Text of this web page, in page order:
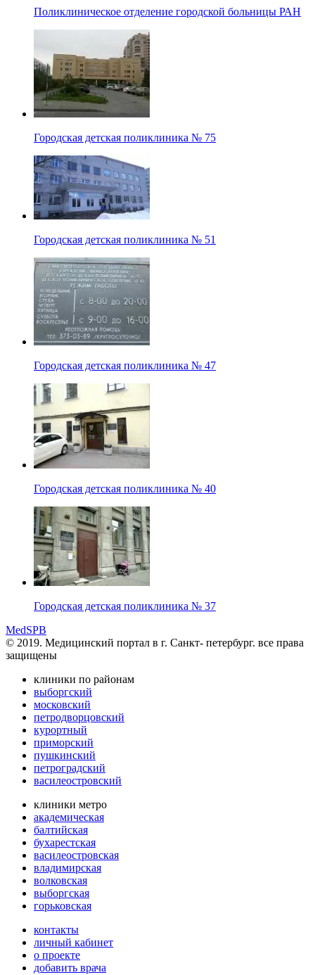
Поликлиническое отделение городской больницы РАН
Городская детская поликлиника № 75
Городская детская поликлиника № 51
Городская детская поликлиника № 47
Городская детская поликлиника № 40
Городская детская поликлиника № 37
MedSPB
© 2019. Медицинский портал в г. Санкт- петербург. все права
защищены
клиники по районам
выборгский
московский
петродворцовский
курортный
приморский
пушкинский
петроградский
василеостровский
клиники метро
академическая
балтийская
бухарестская
василеостровская
владимирская
волковская
выборгская
горьковская
контакты
личный кабинет
о проекте
добавить врача